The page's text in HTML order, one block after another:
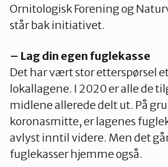
Ornitologisk Forening og
står bak initiativet.
– Lag din egen fuglekasse
Det har vært stor etterspørsel
lokallagene. I 2020 er alle de
midlene allerede delt ut. På
koronasmitte, er lagenes
avlyst inntil videre. Men det
fuglekasser hjemme også.